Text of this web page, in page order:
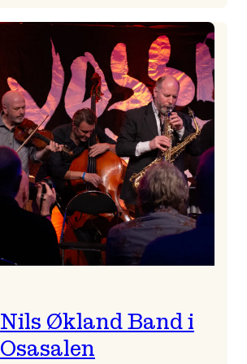
Agoja
Nils Økland Band i
Osasalen